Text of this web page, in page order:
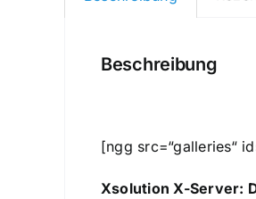
Beschreibung
[ngg src=“galleries“
Xsolution X-Server: